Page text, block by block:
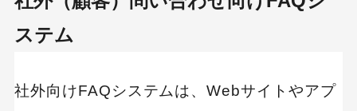
ステム
社外向けFAQシステムは、Webサイトやアプ